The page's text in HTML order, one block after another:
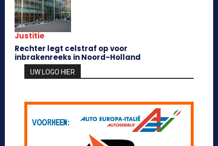
Justitie
Rechter legt celstraf op voor
inbrakenreeks in Noord-Holland
UW LOGO HIER